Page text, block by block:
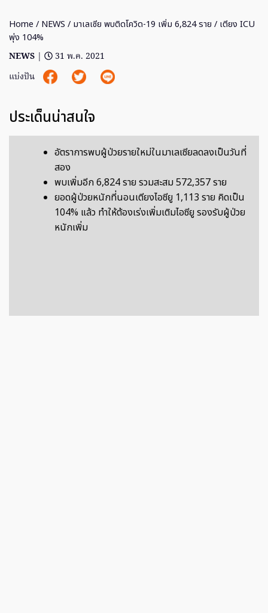
Home / NEWS / มาเลเซีย พบติดโควิด-19 เพิ่ม 6,824 ราย / เตียง ICU
พุ่ง 104%
NEWS |
31 พ.ค. 2021
แบ่งปัน
ประเด็นน่าสนใจ
อัตราการพบผู้ป่วยรายใหม่ในมาเลเซียลดลงเป็นวันที่
สอง
พบเพิ่มอีก 6,824 ราย รวมสะสม 572,357 ราย
ยอดผู้ป่วยหนักที่นอนเตียงไอซียู 1,113 ราย คิดเป็น
104% แล้ว ทำให้ต้องเร่งเพิ่มเติมไอซียู รองรับผู้ป่วย
หนักเพิ่ม